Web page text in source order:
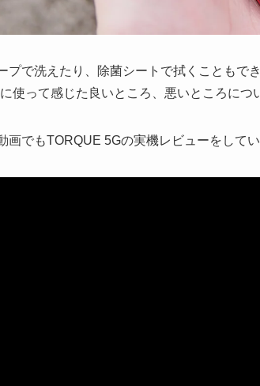
プで洗えたり、除菌シートで拭くこともで
使って感じた良いところ、悪いところにつ
画でもTORQUE 5Gの実機レビューをして